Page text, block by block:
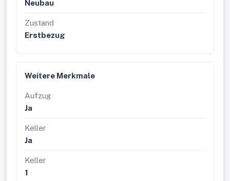
Neubau
Zustand
Erstbezug
Weitere Merkmale
Aufzug
Ja
Keller
Ja
Keller
1